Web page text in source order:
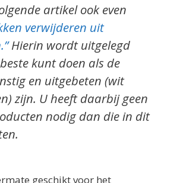
artikel ook even
verwijderen uit
Hierin wordt uitgelegd
kunt doen als de
en uitgebeten (wit
zijn. U heeft daarbij geen
nodig dan die in dit
geschikt voor het